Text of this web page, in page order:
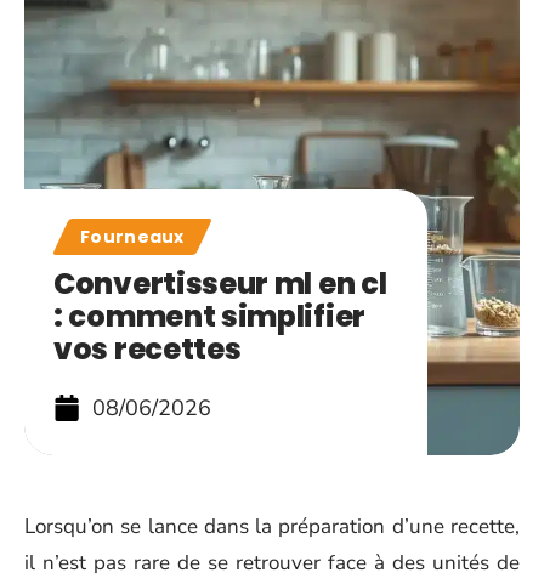
Fourneaux
Convertisseur ml en cl
: comment simplifier
vos recettes
08/06/2026
Lorsqu’on se lance dans la préparation d’une recette,
il n’est pas rare de se retrouver face à des unités de